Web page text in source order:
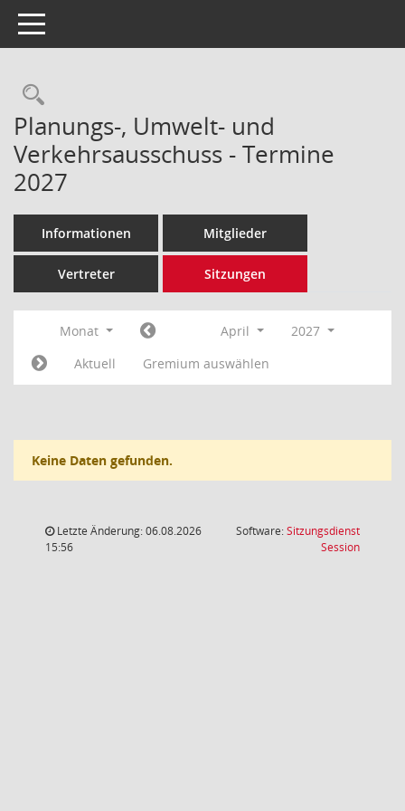
Toggle navigation
Rechercheauswahl
Planungs-, Umwelt- und
Verkehrsausschuss - Termine
2027
Informationen Mitglieder
Vertreter Sitzungen
Monat April
2027
Aktuell
Gremium auswählen
Keine Daten gefunden.
Letzte Änderung: 06.08.2026
15:56
Software:Sitzungsdienst
Session(Wird in